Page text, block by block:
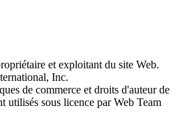
et exploitant du site Web.
Inc.
de commerce et droits d'auteur de
sous licence par Web Team